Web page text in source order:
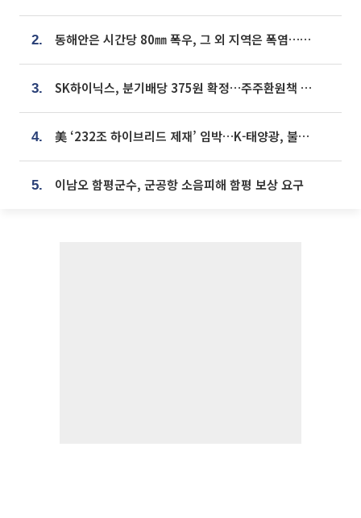
2. 동해안은 시간당 80㎜ 폭우, 그 외 지역은 폭염…‘극과 극 날씨’
3. SK하이닉스, 분기배당 375원 확정…주주환원책 9월로 앞당겨 발표
4. 美 ‘232조 하이브리드 제재’ 임박…K-태양광, 불확실성 털고 날개 다나
5. 이남오 함평군수, 군공항 소음피해 함평 보상 요구